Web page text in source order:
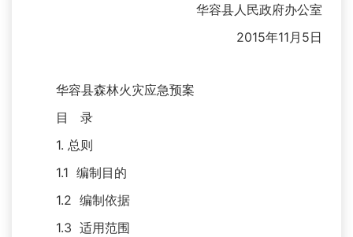
华容县人民政府办公室
2015年11月5日
华容县森林火灾应急预案
目 录
1. 总则
1.1 编制目的
1.2 编制依据
1.3 适用范围